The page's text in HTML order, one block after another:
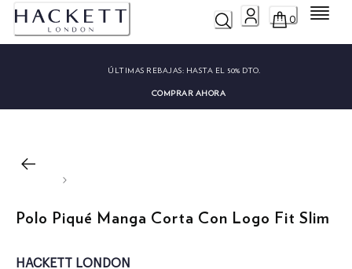
0 Menú
ÚLTIMAS REBAJAS: HASTA EL 50% DTO.
COMPRAR AHORA
Polo Piqué Manga Corta Con Logo Fit Slim
HACKETT LONDON